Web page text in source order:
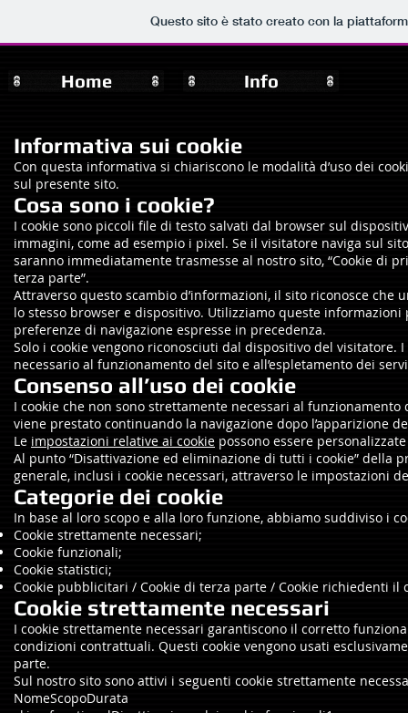
Questo sito è stato creato con la
Home Info
Informativa sui cookie
Con questa informativa si chiariscono le modalità d’uso dei
sul presente sito.
Cosa sono i cookie?
I cookie sono piccoli file di testo salvati dal browser sul
immagini, come ad esempio i pixel. Se il visitatore naviga sul
saranno immediatamente trasmesse al nostro sito, “Cookie di
terza parte”.
Attraverso questo scambio d’informazioni, il sito riconosce che
lo stesso browser e dispositivo. Utilizziamo queste
preferenze di navigazione espresse in precedenza.
Solo i cookie vengono riconosciuti dal dispositivo del
necessario al funzionamento del sito e all’espletamento dei
Consenso all’uso dei cookie
I cookie che non sono strettamente necessari al
viene prestato continuando la navigazione dopo l’apparizione
Le impostazioni relative ai cookie possono essere
Al punto “Disattivazione ed eliminazione di tutti i cookie” della
generale, inclusi i cookie necessari, attraverso le impostazioni
Categorie dei cookie
In base al loro scopo e alla loro funzione, abbiamo suddiviso i
Cookie strettamente necessari;
Cookie funzionali;
Cookie statistici;
Cookie pubblicitari / Cookie di terza parte / Cookie richiedenti il
Cookie strettamente necessari
I cookie strettamente necessari garantiscono il corretto
condizioni contrattuali. Questi cookie vengono usati
parte.
Sul nostro sito sono attivi i seguenti cookie strettamente
NomeScopoDurata